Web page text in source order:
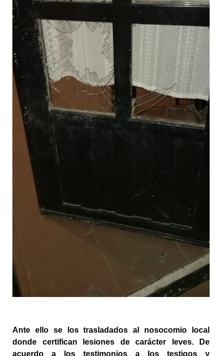
Ante ello se los trasladados al nosocomio local
donde certifican lesiones de carácter leves. De
acuerdo a los testimonios a los testigos y